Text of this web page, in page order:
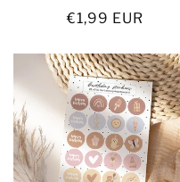
Normale
€1,99 EUR